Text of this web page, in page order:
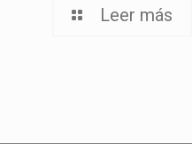
Leer más